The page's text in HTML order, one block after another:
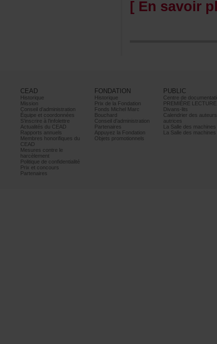
CEAD
Historique
Mission
Conseild’administration
Équipeetcoordonnées
S’inscrireàl’infolettre
ActualitésduCEAD
Rapportsannuels
Membreshonorifiquesdu
CEAD
Mesurescontrele
harcèlement
Politiquedeconfidentialité
Prixetconcours
Partenaires
FONDATION
Historique
PrixdelaFondation
FondsMichelMarc
Bouchard
Conseild’administration
Partenaires
AppuyezlaFondation
Objetspromotionnels
PUBLIC
PREMIÈRELECTURE
Divans-lits
autrices